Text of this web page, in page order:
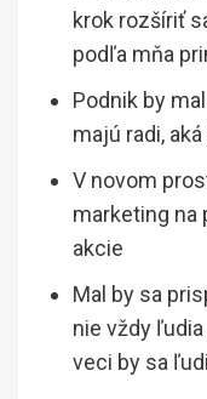
krok rozšíriť
podľa mňa
Podnik by
majú radi,
V novom
marketing na
akcie
Mal by sa
nie vždy
veci by sa